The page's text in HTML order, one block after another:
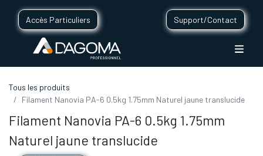
Accès Particuliers Support/Contact
Tous les produits
Filament Nanovia PA-6 0.5kg 1.75mm Naturel jaune translucide
Filament Nanovia PA-6 0.5kg 1.75mm
Naturel jaune translucide